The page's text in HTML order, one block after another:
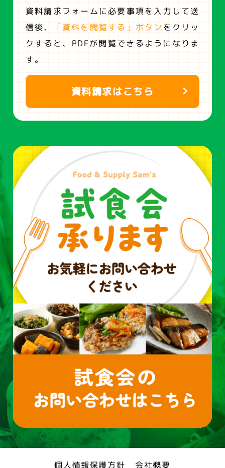
資料請求フォームに必要事項を入力して送
信後、
「資料を閲覧する」ボタン をクリッ
クすると、 PDFが閲覧できるようになりま
す。
資料請求はこちら
個人情報保護方針 会社概要